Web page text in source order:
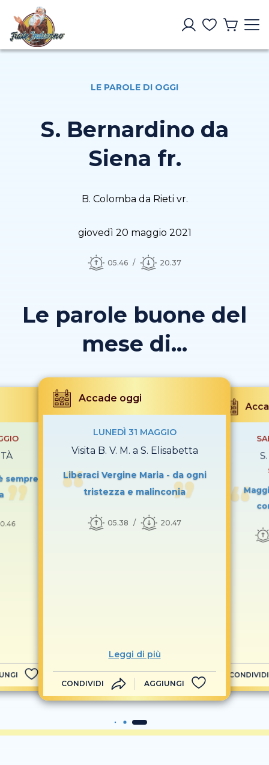
LE PAROLE DI OGGI
S. Bernardino da
Siena fr.
B. Colomba da Rieti vr.
giovedì 20 maggio 2021
05.46 20.37
Le parole buone del
mese di...
sempre
Accade oggi
LUNEDÌ 31 MAGGIO
Visita B. V. M. a S. Elisabetta
Liberaci Vergine Maria - da ogni
tristezza e malinconia
05.38 20.47
Leggi di più
CONDIVIDI AGGIUNGI
CONDIVIDI